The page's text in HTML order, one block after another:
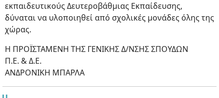
εκπαιδευτικούς Δευτεροβάθμιας Εκπαίδευσης,
δύναται να υλοποιηθεί από σχολικές μονάδες όλης της
χώρας.
Η ΠΡΟΪΣΤΑΜΕΝΗ ΤΗΣ ΓΕΝΙΚΗΣ Δ/ΝΣΗΣ ΣΠΟΥΔΩΝ
Π.Ε. & Δ.Ε.
ΑΝΔΡΟΝΙΚΗ ΜΠΑΡΛΑ